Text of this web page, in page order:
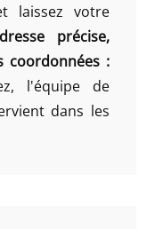
laissez votre
précise,
coordonnées :
l'équipe de
dans les